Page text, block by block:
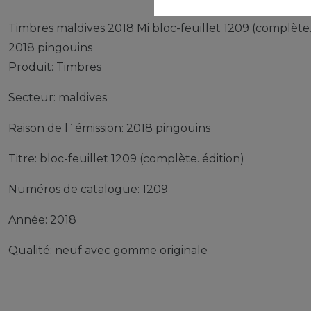
Timbres maldives 2018 Mi bloc-feuillet 1209
2018 pingouins
Produit: Timbres
Secteur: maldives
Raison de l´émission: 2018 pingouins
Titre: bloc-feuillet 1209 (complète. édition)
Numéros de catalogue: 1209
Année: 2018
Qualité: neuf avec gomme originale